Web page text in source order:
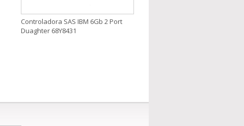
Controladora SAS IBM 6Gb 2 Port
Duaghter 68Y8431